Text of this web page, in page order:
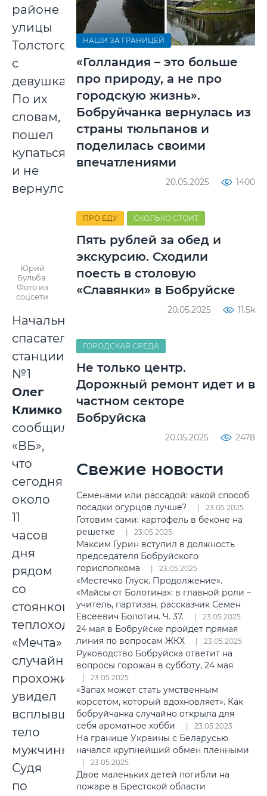
районе
улицы
Толстого
с
девушками.
По их
словам,
пошел
купаться
и не
вернулся.
Юрий
Бульба.
Фото из
соцсети
Начальник
спасательной
станции
№1
Олег
Климко
сообщил
«ВБ»,
что
сегодня
около
11
часов
дня
рядом
со
стоянкой
теплохода
«Мечта»
случайный
прохожий
увидел
всплывшее
тело
мужчины.
Судя
по
НАШИ ЗА ГРАНИЦЕЙ
«Голландия – это больше
про природу, а не про
городскую жизнь».
Бобруйчанка вернулась из
страны тюльпанов и
поделилась своими
впечатлениями
20.05.2025 1400
ПРО ЕДУ СКОЛЬКО СТОИТ
Пять рублей за обед и
экскурсию. Сходили
поесть в столовую
«Славянки» в Бобруйске
20.05.2025 11.5k
ГОРОДСКАЯ СРЕДА
Не только центр.
Дорожный ремонт идет и в
частном секторе
Бобруйска
20.05.2025 2478
Свежие новости
Семенами или рассадой: какой способ
посадки огурцов лучше?
23.05.2025
Готовим сами: картофель в беконе на
решетке
23.05.2025
Максим Гурин вступил в должность
председателя Бобруйского
горисполкома
23.05.2025
«Местечко Глуск. Продолжение».
«Майсы от Болотина»: в главной роли –
учитель, партизан, рассказчик Семен
Евсеевич Болотин. Ч. 37.
23.05.2025
24 мая в Бобруйске пройдет прямая
линия по вопросам ЖКХ
23.05.2025
Руководство Бобруйска ответит на
вопросы горожан в субботу, 24 мая
23.05.2025
«Запах может стать умственным
корсетом, который вдохновляет». Как
бобруйчанка случайно открыла для
себя ароматное хобби
23.05.2025
На границе Украины с Беларусью
начался крупнейший обмен пленными
23.05.2025
Двое маленьких детей погибли на
пожаре в Брестской области